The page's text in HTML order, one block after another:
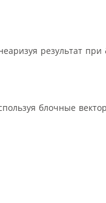
результат при
блочные